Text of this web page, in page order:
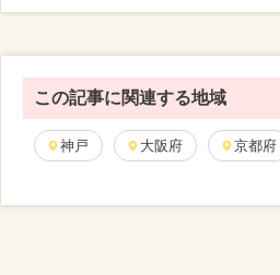
この記事に関連する地域
神戸 大阪府 京都府